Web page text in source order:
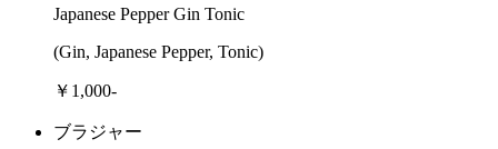
Japanese Pepper Gin Tonic
(Gin, Japanese Pepper, Tonic)
￥1,000-
ブラジャー